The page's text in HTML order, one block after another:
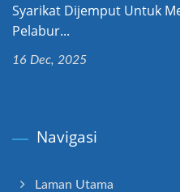
Syarikat Dijemput Untuk
Pelabur...
16 Dec, 2025
Navigasi
Laman Utama